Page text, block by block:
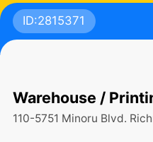
ID:2815371
Warehouse /
110-5751 Minoru Blvd.